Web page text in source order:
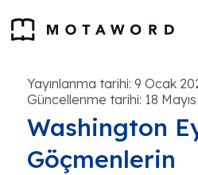
Yayınlanma tarihi: 9 Ocak
Güncellenme tarihi: 18
Washington
Göçmenlerin